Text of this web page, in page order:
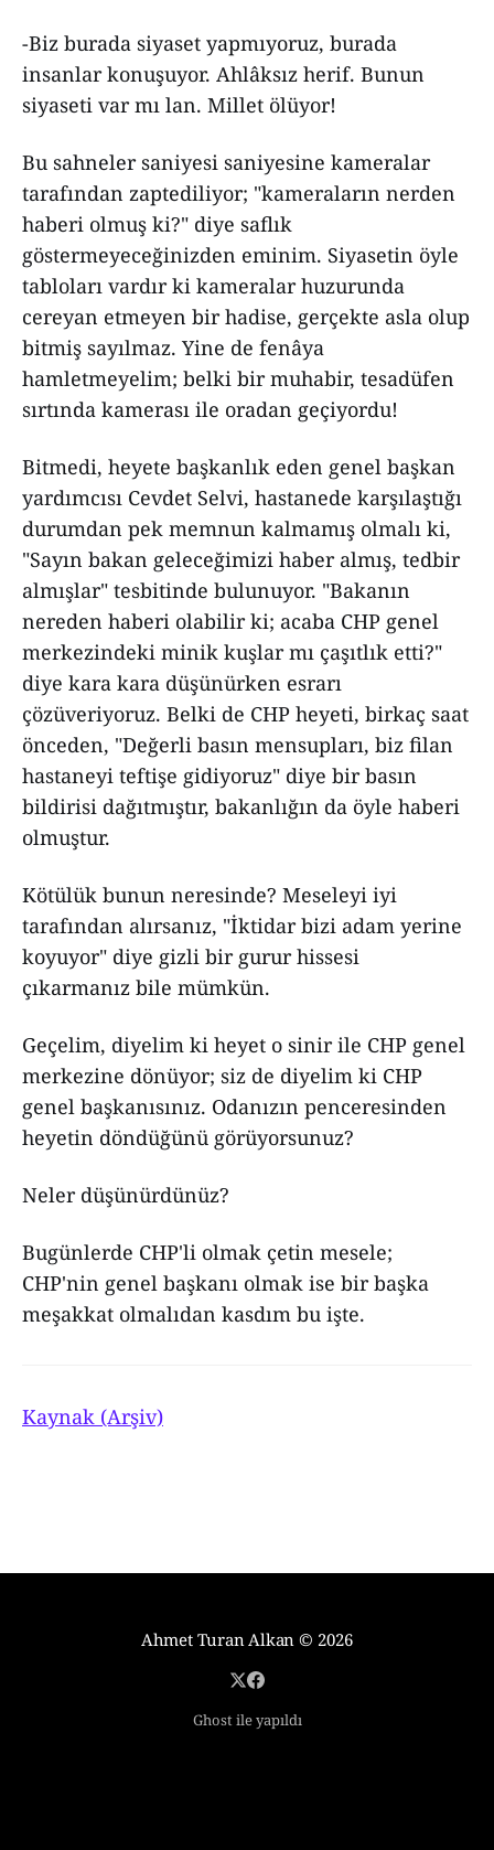
-Biz burada siyaset yapmıyoruz, burada
insanlar konuşuyor. Ahlâksız herif. Bunun
siyaseti var mı lan. Millet ölüyor!
Bu sahneler saniyesi saniyesine kameralar
tarafından zaptediliyor; "kameraların nerden
haberi olmuş ki?" diye saflık
göstermeyeceğinizden eminim. Siyasetin öyle
tabloları vardır ki kameralar huzurunda
cereyan etmeyen bir hadise, gerçekte asla olup
bitmiş sayılmaz. Yine de fenâya
hamletmeyelim; belki bir muhabir, tesadüfen
sırtında kamerası ile oradan geçiyordu!
Bitmedi, heyete başkanlık eden genel başkan
yardımcısı Cevdet Selvi, hastanede karşılaştığı
durumdan pek memnun kalmamış olmalı ki,
"Sayın bakan geleceğimizi haber almış, tedbir
almışlar" tesbitinde bulunuyor. "Bakanın
nereden haberi olabilir ki; acaba CHP genel
merkezindeki minik kuşlar mı çaşıtlık etti?"
diye kara kara düşünürken esrarı
çözüveriyoruz. Belki de CHP heyeti, birkaç saat
önceden, "Değerli basın mensupları, biz filan
hastaneyi teftişe gidiyoruz" diye bir basın
bildirisi dağıtmıştır, bakanlığın da öyle haberi
olmuştur.
Kötülük bunun neresinde? Meseleyi iyi
tarafından alırsanız, "İktidar bizi adam yerine
koyuyor" diye gizli bir gurur hissesi
çıkarmanız bile mümkün.
Geçelim, diyelim ki heyet o sinir ile CHP genel
merkezine dönüyor; siz de diyelim ki CHP
genel başkanısınız. Odanızın penceresinden
heyetin döndüğünü görüyorsunuz?
Neler düşünürdünüz?
Bugünlerde CHP'li olmak çetin mesele;
CHP'nin genel başkanı olmak ise bir başka
meşakkat olmalıdan kasdım bu işte.
Kaynak (Arşiv)
Ahmet Turan Alkan © 2026
Ghost ile yapıldı